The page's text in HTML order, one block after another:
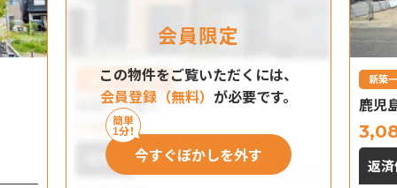
会員限定
この物件をご覧いただくには、
会員登録（無料） が必要です。
簡単
1分！
今すぐぼかしを外す
新築
鹿児
返